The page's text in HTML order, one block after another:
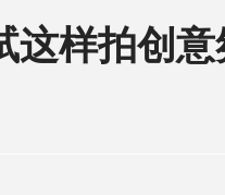
这样拍创